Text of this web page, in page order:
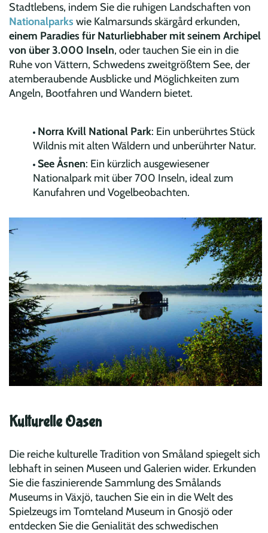
Stadtlebens, indem Sie die ruhigen Landschaften von
Nationalparks wie Kalmarsunds skärgård erkunden,
einem Paradies für Naturliebhaber mit seinem Archipel
von über 3.000 Inseln, oder tauchen Sie ein in die
Ruhe von Vättern, Schwedens zweitgrößtem See, der
atemberaubende Ausblicke und Möglichkeiten zum
Angeln, Bootfahren und Wandern bietet.
Norra Kvill National Park: Ein unberührtes Stück
Wildnis mit alten Wäldern und unberührter Natur.
See Åsnen: Ein kürzlich ausgewiesener
Nationalpark mit über 700 Inseln, ideal zum
Kanufahren und Vogelbeobachten.
Kulturelle Oasen
Die reiche kulturelle Tradition von Småland spiegelt sich
lebhaft in seinen Museen und Galerien wider. Erkunden
Sie die faszinierende Sammlung des Smålands
Museums in Växjö, tauchen Sie ein in die Welt des
Spielzeugs im Tomteland Museum in Gnosjö oder
entdecken Sie die Genialität des schwedischen